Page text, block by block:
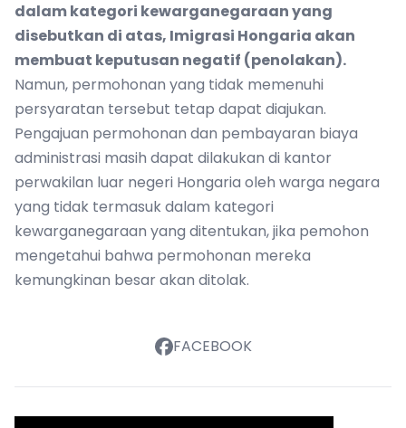
dalam kategori kewarganegaraan yang
disebutkan di atas, Imigrasi Hongaria akan
membuat keputusan negatif (penolakan).
Namun, permohonan yang tidak memenuhi
persyaratan tersebut tetap dapat diajukan.
Pengajuan permohonan dan pembayaran biaya
administrasi masih dapat dilakukan di kantor
perwakilan luar negeri Hongaria oleh warga negara
yang tidak termasuk dalam kategori
kewarganegaraan yang ditentukan, jika pemohon
mengetahui bahwa permohonan mereka
kemungkinan besar akan ditolak.
FACEBOOK